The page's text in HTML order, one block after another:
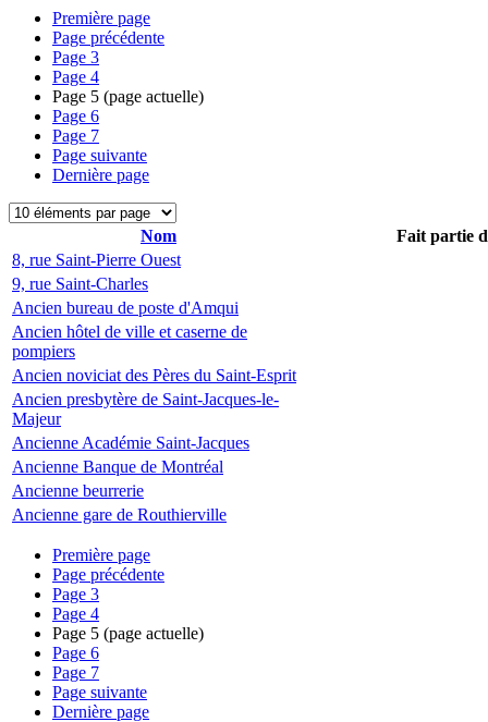
Première page
Page précédente
Page 3
Page 4
Page 5 (page actuelle)
Page 6
Page 7
Page suivante
Dernière page
Nom
Fait partie
8, rue Saint-Pierre Ouest
9, rue Saint-Charles
Ancien bureau de poste d'Amqui
Ancien hôtel de ville et caserne de
pompiers
Ancien noviciat des Pères du Saint-Esprit
Ancien presbytère de Saint-Jacques-le-
Majeur
Ancienne Académie Saint-Jacques
Ancienne Banque de Montréal
Ancienne beurrerie
Ancienne gare de Routhierville
Première page
Page précédente
Page 3
Page 4
Page 5 (page actuelle)
Page 6
Page 7
Page suivante
Dernière page